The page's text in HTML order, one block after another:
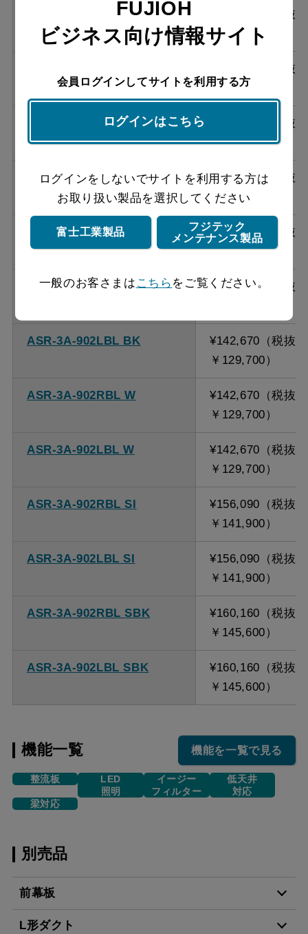
ASR-3A-752LBL W
¥128,920（税抜
￥117,200）
¥143,770（税抜
￥130,700）
ASR-3A-752LBL SI
¥143,770（税抜
￥130,700）
ASR-3A-752RBL SBK
¥147,950（税抜
￥134,500）
ASR-3A-752LBL SBK
¥147,950（税抜
￥134,500）
ASR-3A-902RBL BK
¥142,670（税抜
ASR-3A-902LBL BK
¥142,670（税抜
￥129,700）
ASR-3A-902RBL W
¥142,670（税抜
￥129,700）
ASR-3A-902LBL W
¥142,670（税抜
￥129,700）
ASR-3A-902RBL SI
¥156,090（税抜
￥141,900）
ASR-3A-902LBL SI
¥156,090（税抜
￥141,900）
ASR-3A-902RBL SBK
¥160,160（税抜
￥145,600）
ASR-3A-902LBL SBK
¥160,160（税抜
￥145,600）
機能一覧 機能を一覧で見る
整流板
LED
照明
イージー
フィルター
低天井
対応
梁対応
別売品
前幕板
L形ダクト
FUJIOH
ビジネス向け情報サイト
会員ログインしてサイトを利用する方
ログインはこちら
ログインをしないでサイトを利用する方は
お取り扱い製品を選択してください
富士工業製品
フジテック
メンテナンス製品
一般のお客さまは こちら をご覧ください。